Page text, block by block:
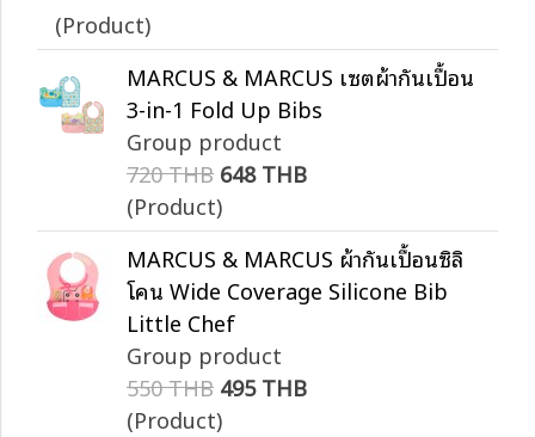
(Product)
MARCUS & MARCUS เซตผ้ากันเปื้อน
3-in-1 Fold Up Bibs
Group product
720 THB 648 THB
(Product)
MARCUS & MARCUS ผ้ากันเปื้อนซิลิ
โคน Wide Coverage Silicone Bib
Little Chef
Group product
550 THB 495 THB
(Product)